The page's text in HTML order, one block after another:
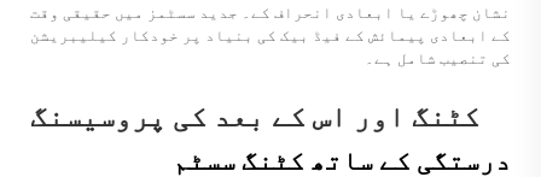
نشان چھوڑے یا ابعادی انحراف کے۔ جدید سسٹمز میں حقیقی وقت
کے ابعادی پیمائش کے فیڈ بیک کی بنیاد پر خودکار کیلیبریشن
کی تنصیب شامل ہے۔
کٹنگ اور اس کے بعد کی پروسیسنگ
درستگی کے ساتھ کٹنگ سسٹم